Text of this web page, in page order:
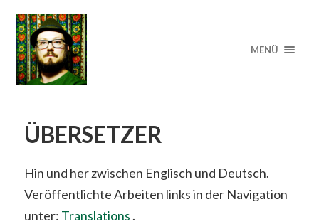
MENÜ
ÜBERSETZER
Hin und her zwischen Englisch und Deutsch.
Veröffentlichte Arbeiten links in der Navigation
unter: Translations .